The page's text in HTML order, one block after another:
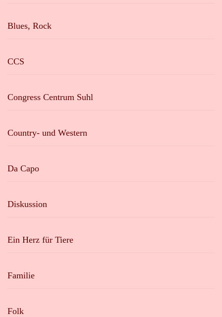
Blues, Rock
CCS
Congress Centrum Suhl
Country- und Western
Da Capo
Diskussion
Ein Herz für Tiere
Familie
Folk